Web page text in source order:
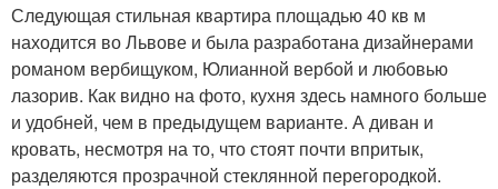
Следующая стильная квартира площадью 40 кв м
находится во Львове и была разработана дизайнерами
романом вербищуком, Юлианной вербой и любовью
лазорив. Как видно на фото, кухня здесь намного больше
и удобней, чем в предыдущем варианте. А диван и
кровать, несмотря на то, что стоят почти впритык,
разделяются прозрачной стеклянной перегородкой.